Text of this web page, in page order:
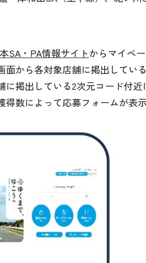
SA・PA情報サイトからマイペ
面から各対象店舗に掲出してい
掲出している2次元コード付近
得数によって応募フォームが表